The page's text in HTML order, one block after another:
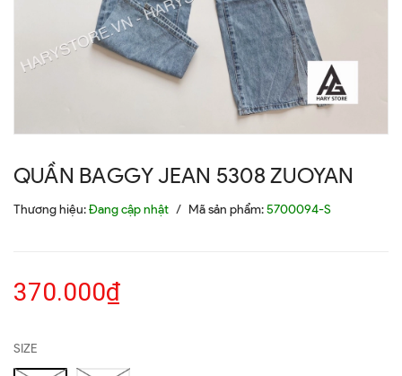
QUẦN BAGGY JEAN 5308 ZUOYAN
Thương hiệu:Đang cập nhật / Mã sản phẩm:5700094-S
370.000₫
SIZE